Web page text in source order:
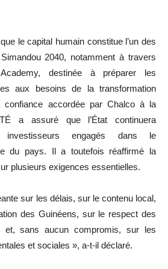
le capital humain constitue l’un des
2040, notamment à travers
Academy, destinée à préparer les
aux besoins de la transformation
confiance accordée par Chalco à la
a assuré que l’État continuera
investisseurs engagés dans le
du pays. Il a toutefois réaffirmé la
plusieurs exigences essentielles.
sur les délais, sur le contenu local,
des Guinéens, sur le respect des
et, sans aucun compromis, sur les
et sociales », a-t-il déclaré.